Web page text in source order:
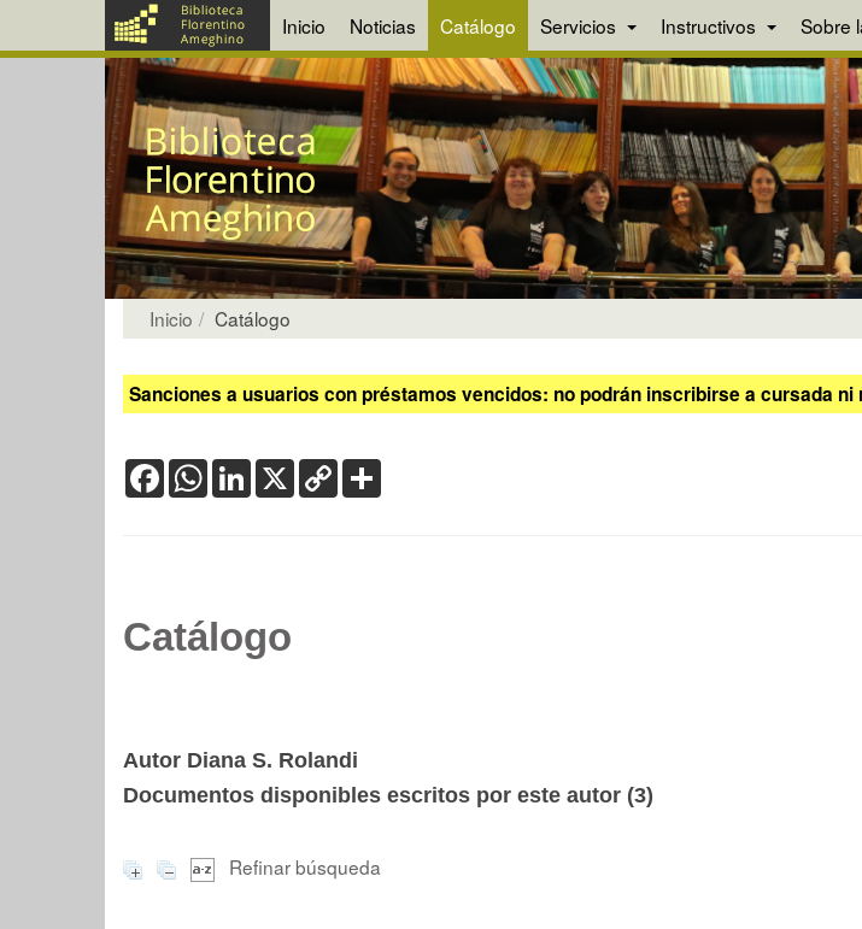
Inicio Noticias Catálogo Servicios Instructivos Sobre
Inicio Catálogo
Sanciones a usuarios con préstamos vencidos: no podrán inscribirse a cursada
FacebookWhatsApp
LinkedIn
X Copy
Link
Catálogo
Autor Diana S. Rolandi
Documentos disponibles escritos por este autor (3)
Refinar búsqueda